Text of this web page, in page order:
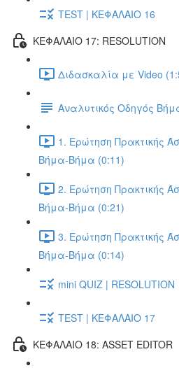
TEST | ΚΕΦΑΛΑΙΟ 16
ΚΕΦΑΛΑΙΟ 17: RESOLUTION
Διδασκαλία με Video
Αναλυτικός Οδηγός
1. Ερώτηση Πρακτικής
Βήμα-Βήμα (0:11)
2. Ερώτηση Πρακτικής
Βήμα-Βήμα (0:21)
3. Ερώτηση Πρακτικής
Βήμα-Βήμα (0:14)
mini QUIZ | RESOLUTION
TEST | ΚΕΦΑΛΑΙΟ 17
ΚΕΦΑΛΑΙΟ 18: ASSET EDITOR